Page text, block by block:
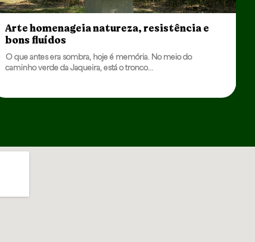
Arte homenageia natureza, resistência e
bons fluídos
O que antes era sombra, hoje é memória. No meio do
caminho verde da Jaqueira, está o tronco...